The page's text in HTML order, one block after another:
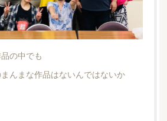
の中でも
んまな作品はないんではないか